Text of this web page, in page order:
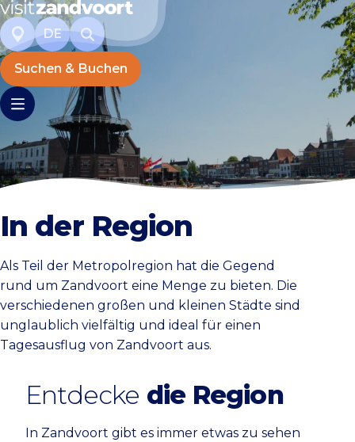
DE
Suchen & Buchen
In der Region
Als Teil der Metropolregion hat die Gegend
rund um Zandvoort eine Menge zu bieten. Die
verschiedenen großen und kleinen Städte sind
unglaublich vielfältig und ideal für einen
Tagesausflug von Zandvoort aus.
Entdecke die Region
In Zandvoort gibt es immer etwas zu sehen